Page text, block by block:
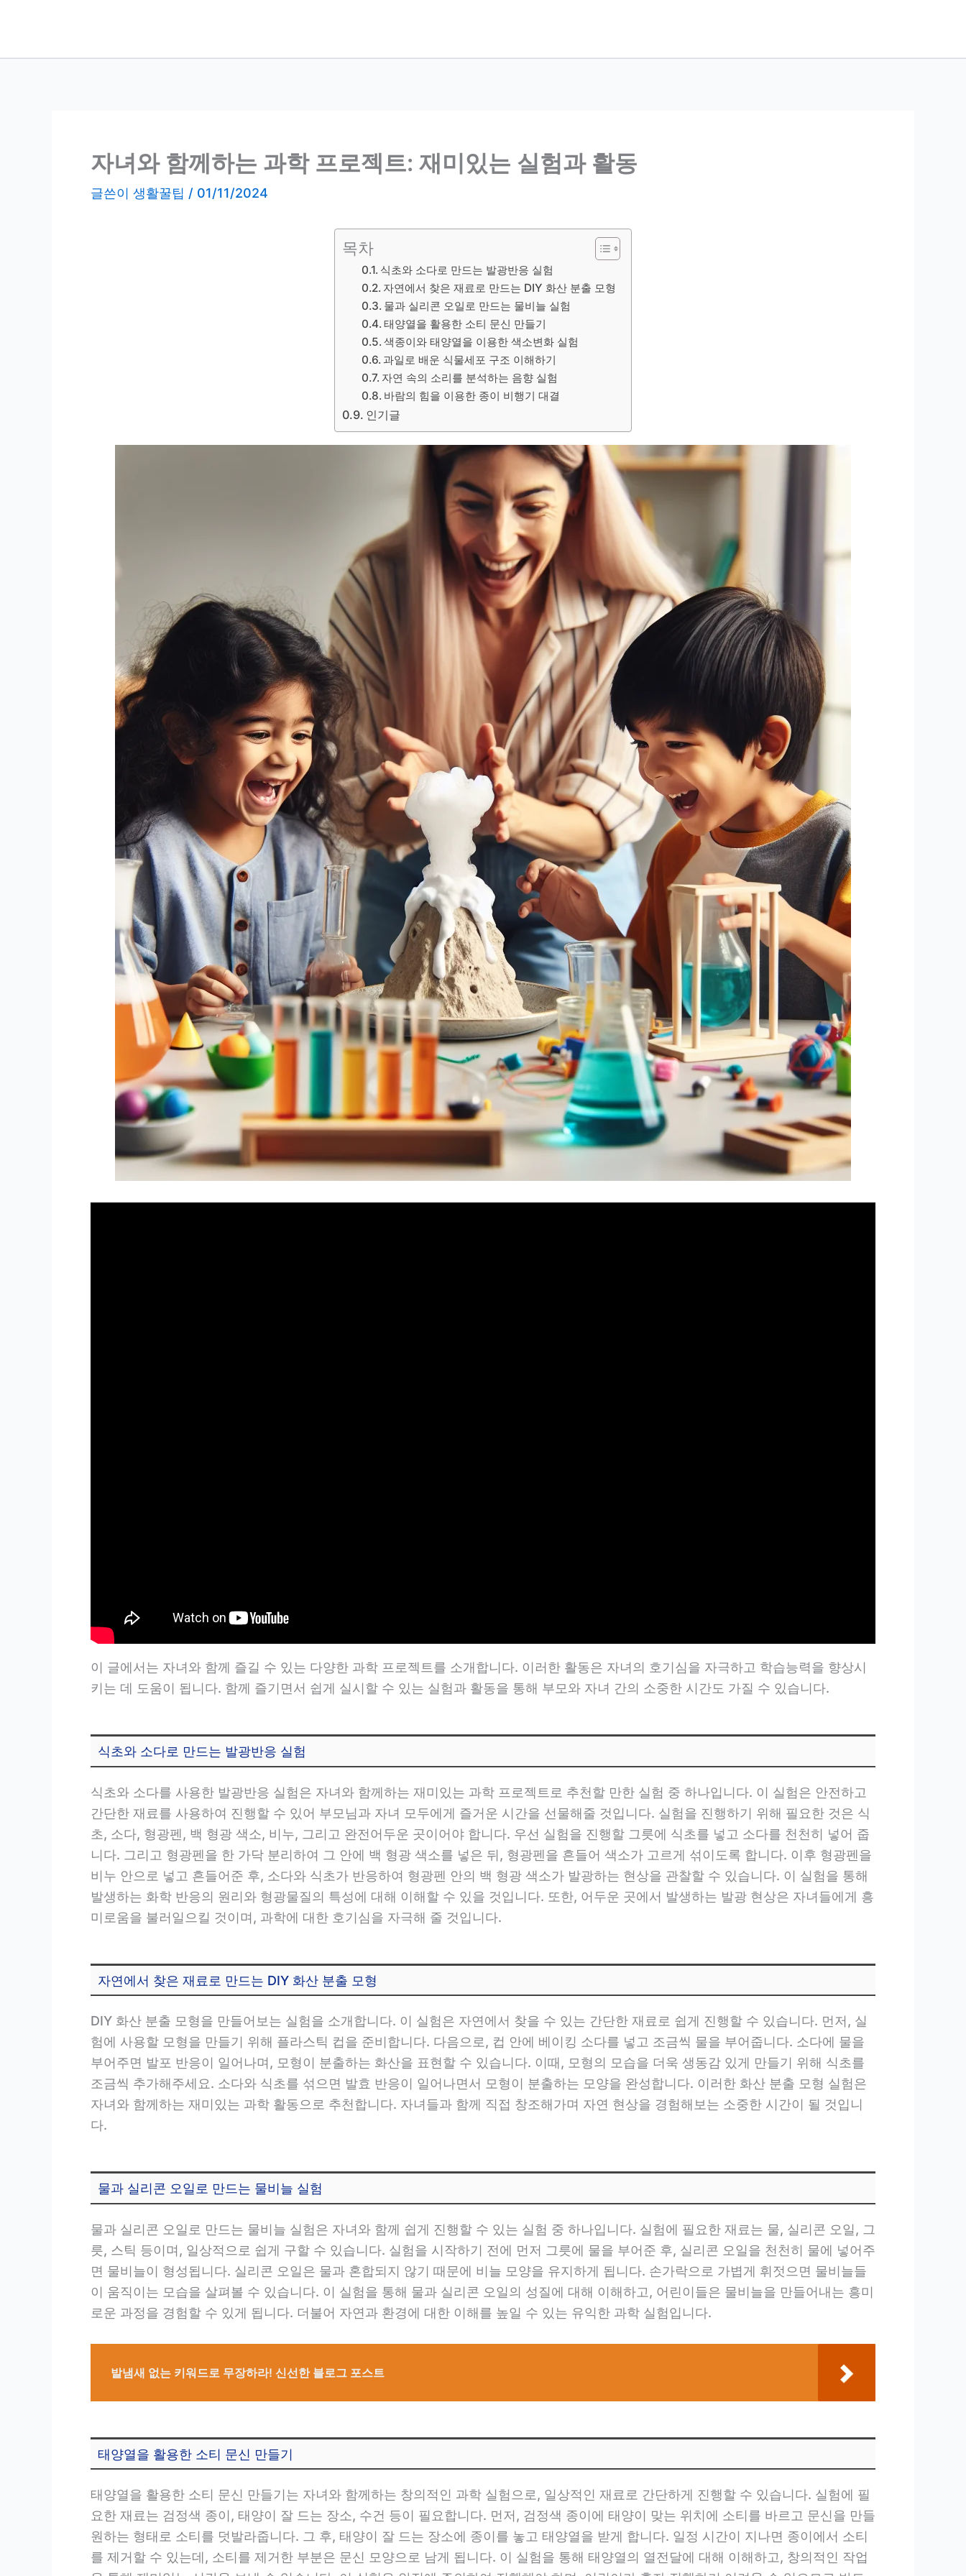
자녀와 함께하는 과학 프로젝트: 재미있는 실험과 활동
글쓴이 생활꿀팁 / 01/11/2024
목차
식초와 소다로 만드는 발광반응 실험
자연에서 찾은 재료로 만드는 DIY 화산 분출 모형
물과 실리콘 오일로 만드는 물비늘 실험
태양열을 활용한 소티 문신 만들기
색종이와 태양열을 이용한 색소변화 실험
과일로 배운 식물세포 구조 이해하기
자연 속의 소리를 분석하는 음향 실험
바람의 힘을 이용한 종이 비행기 대결
인기글
이 글에서는 자녀와 함께 즐길 수 있는 다양한 과학 프로젝트를 소개합니다. 이러한 활동은 자녀의 호기심을 자극하고 학습능력을 향상시
키는 데 도움이 됩니다. 함께 즐기면서 쉽게 실시할 수 있는 실험과 활동을 통해 부모와 자녀 간의 소중한 시간도 가질 수 있습니다.
식초와 소다로 만드는 발광반응 실험
식초와 소다를 사용한 발광반응 실험은 자녀와 함께하는 재미있는 과학 프로젝트로 추천할 만한 실험 중 하나입니다. 이 실험은 안전하고
간단한 재료를 사용하여 진행할 수 있어 부모님과 자녀 모두에게 즐거운 시간을 선물해줄 것입니다. 실험을 진행하기 위해 필요한 것은 식
초, 소다, 형광펜, 백 형광 색소, 비누, 그리고 완전어두운 곳이어야 합니다. 우선 실험을 진행할 그릇에 식초를 넣고 소다를 천천히 넣어 줍
니다. 그리고 형광펜을 한 가닥 분리하여 그 안에 백 형광 색소를 넣은 뒤, 형광펜을 흔들어 색소가 고르게 섞이도록 합니다. 이후 형광펜을
비누 안으로 넣고 흔들어준 후, 소다와 식초가 반응하여 형광펜 안의 백 형광 색소가 발광하는 현상을 관찰할 수 있습니다. 이 실험을 통해
발생하는 화학 반응의 원리와 형광물질의 특성에 대해 이해할 수 있을 것입니다. 또한, 어두운 곳에서 발생하는 발광 현상은 자녀들에게 흥
미로움을 불러일으킬 것이며, 과학에 대한 호기심을 자극해 줄 것입니다.
자연에서 찾은 재료로 만드는 DIY 화산 분출 모형
DIY 화산 분출 모형을 만들어보는 실험을 소개합니다. 이 실험은 자연에서 찾을 수 있는 간단한 재료로 쉽게 진행할 수 있습니다. 먼저, 실
험에 사용할 모형을 만들기 위해 플라스틱 컵을 준비합니다. 다음으로, 컵 안에 베이킹 소다를 넣고 조금씩 물을 부어줍니다. 소다에 물을
부어주면 발포 반응이 일어나며, 모형이 분출하는 화산을 표현할 수 있습니다. 이때, 모형의 모습을 더욱 생동감 있게 만들기 위해 식초를
조금씩 추가해주세요. 소다와 식초를 섞으면 발효 반응이 일어나면서 모형이 분출하는 모양을 완성합니다. 이러한 화산 분출 모형 실험은
자녀와 함께하는 재미있는 과학 활동으로 추천합니다. 자녀들과 함께 직접 창조해가며 자연 현상을 경험해보는 소중한 시간이 될 것입니
다.
물과 실리콘 오일로 만드는 물비늘 실험
물과 실리콘 오일로 만드는 물비늘 실험은 자녀와 함께 쉽게 진행할 수 있는 실험 중 하나입니다. 실험에 필요한 재료는 물, 실리콘 오일, 그
릇, 스틱 등이며, 일상적으로 쉽게 구할 수 있습니다. 실험을 시작하기 전에 먼저 그릇에 물을 부어준 후, 실리콘 오일을 천천히 물에 넣어주
면 물비늘이 형성됩니다. 실리콘 오일은 물과 혼합되지 않기 때문에 비늘 모양을 유지하게 됩니다. 손가락으로 가볍게 휘젓으면 물비늘들
이 움직이는 모습을 살펴볼 수 있습니다. 이 실험을 통해 물과 실리콘 오일의 성질에 대해 이해하고, 어린이들은 물비늘을 만들어내는 흥미
로운 과정을 경험할 수 있게 됩니다. 더불어 자연과 환경에 대한 이해를 높일 수 있는 유익한 과학 실험입니다.
발냄새 없는 키워드로 무장하라! 신선한 블로그 포스트
태양열을 활용한 소티 문신 만들기
태양열을 활용한 소티 문신 만들기는 자녀와 함께하는 창의적인 과학 실험으로, 일상적인 재료로 간단하게 진행할 수 있습니다. 실험에 필
요한 재료는 검정색 종이, 태양이 잘 드는 장소, 수건 등이 필요합니다. 먼저, 검정색 종이에 태양이 맞는 위치에 소티를 바르고 문신을 만들
원하는 형태로 소티를 덧발라줍니다. 그 후, 태양이 잘 드는 장소에 종이를 놓고 태양열을 받게 합니다. 일정 시간이 지나면 종이에서 소티
를 제거할 수 있는데, 소티를 제거한 부분은 문신 모양으로 남게 됩니다. 이 실험을 통해 태양열의 열전달에 대해 이해하고, 창의적인 작업